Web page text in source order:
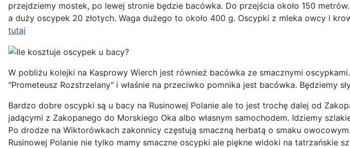
przejdziemy mostek, po lewej stronie będzie bacówka. Do przejścia około 150
a duży oscypek 20 złotych. Waga dużego to około 400 g. Oscypki z mleka owcy i
tutaj
W pobliżu kolejki na Kasprowy Wierch jest również bacówka ze smacznymi
"Prometeusz Rozstrzelany" i właśnie na przeciwko pomnika jest bacówka. Będziemy
Bardzo dobre oscypki są u bacy na Rusinowej Polanie ale to jest trochę dalej od
jadącymi z Zakopanego do Morskiego Oka albo własnym samochodem. Idziemy
Po drodze na Wiktorówkach zakonnicy częstują smaczną herbatą o smaku
Rusinowej Polanie nie tylko mamy smaczne oscypki ale piękne widoki na tatrzańskie